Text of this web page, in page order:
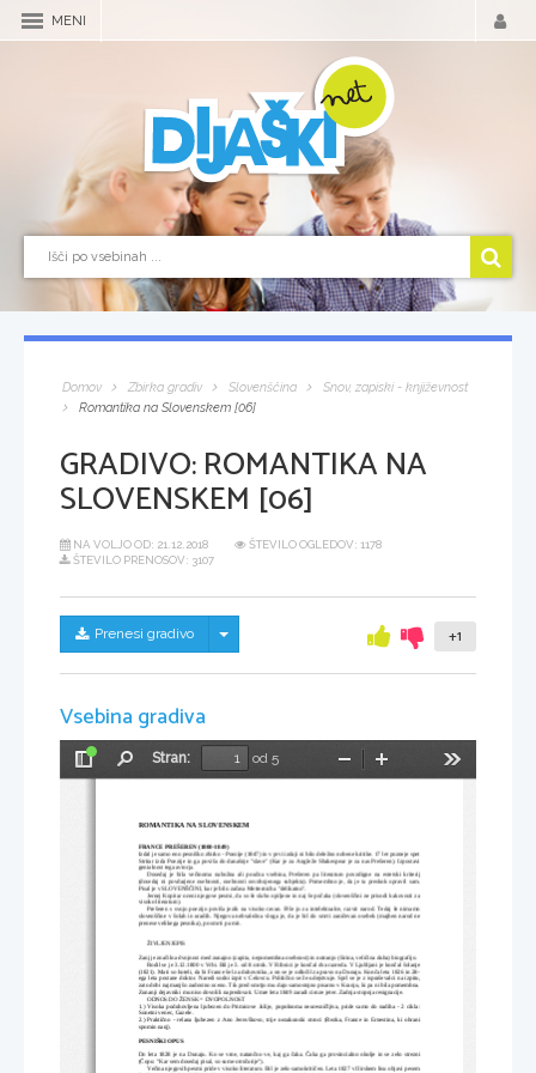
MENI
Domov Zbirka gradiv Slovenščina
Snov, zapiski - književnost
Romantika na Slovenskem [06]
GRADIVO:ROMANTIKA NA
SLOVENSKEM [06]
NA VOLJO OD: 21.12.2018
ŠTEVILO OGLEDOV: 1178
ŠTEVILO PRENOSOV: 3107
Prenesi gradivo Skrij/prikaži meni +1
Vsebina gradiva
Preklopi
Stran:
od 5
Pomanjšaj
ROMANTIKA NA SLOVENSKEM
FRANCE PREŠEREN (1800-1849)
Izdal je samo eno pesniško zbirko - Poezije (1847) in v prvi izdaji ni bilo deležno nobene kritike. 17 let pozneje spet
Stritar izda Poezije in ga poviša do današnje "slave" (Kar je za Angleže Shakespear je za nas Prešeren). Izpostavi
genialnost tega avtorja.
Dosedaj je bila večinoma nabožna ali poučna vsebina, Prešeren pa literaturo povzdigne na estetski kriterij
(dosedaj ni povdarjene osebnosti, osebnosti osvobojenega subjekta). Pomembno je, da je ta preskok opravil sam.
Pisal je v SLOVENŠČINI, kar je bilo začasa Metternicha "delikatno".
Jernej Kopitar oceni njegove pesmi, da so še slabo opiljene in naj še počaka (slovenščini ne prisodi kakovosti za
visoko literaturo).
Prešeren s svojo poezijo poviša jezik na visoko ravan. Piše jo za intelektualce, razvit narod. Tedaj še nimamo
slovenščine v šolah in uradih. Njegova nehvaležna vloga je, da je bil do smrti zaničevan osebek (majhen narod ne
prenese velikega pesnika), po smrti pa mit.
ŽIVLJENJEPIS
Zanj je značilna dvojnost med zunajno (zapita, nepomembna osebnost) in notranjo (širina, veličina duha) biografijo.
Rodil se je 3.12.1800 v Vrbi. Bil je 3. od 8 otrok. V Ribnici je končal dva razreda. V Ljubljani je končal šolanje
(1821). Mati so hoteli, da bi France šel za duhovnika, a on se je odločil za pravo na Dunaju. Konča leta 1826 in 28-
ega leta postane doktor. Naredi sodni izpit v Celovcu. Politično se že udejstvuje. Sprl se je z ispraševalci na izpitu,
zato dobi najmanjšo zadostno oceno. Tik pred smrtjo mu dajo samostojno pisarno v Kranju, ki pa ni bila pomembna.
Zunanji dejavniki mu niso dovolili napredovati. Umre leta 1849 zaradi ciroze jeter. Zadnja stopnja resignacije.
ODNOS DO ŽENSK = DVOPOLNOST
1.) Visoka poduhovljena ljubezen do Primicove Julije, popolnoma neuresničljiva, pride samo do nadiha - 2 cikla:
Sonetni venec, Gazele.
2.) Praktično - relana ljubezen z Ano Jerovškovo, trije nezakonski otroci (Rezka, France in Ernestina, ki ohrani
spomin nanj).
PESNIŠKI OPUS
Do leta 1828 je na Dunaju. Ko se vrne, natančno ve, kaj ga čaka. Čaka ga provincialno okolje in se zelo strezni
(Čopu: "Kar sem dosedaj pisal, so same otročarije").
Večina njegovih pesmi pride v visoko literaturo. Bil je zelo samokritičen. Leta 1827 v Ilirskem lisu objavi pesem